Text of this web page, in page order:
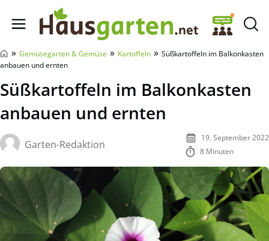
Hausgarten.net
» Gemüsegarten & Gemüse » Kartoffeln » Süßkartoffeln im Balkonkasten
anbauen und ernten
Süßkartoffeln im Balkonkasten
anbauen und ernten
Garten-Redaktion
19. September 2022
8 Minuten